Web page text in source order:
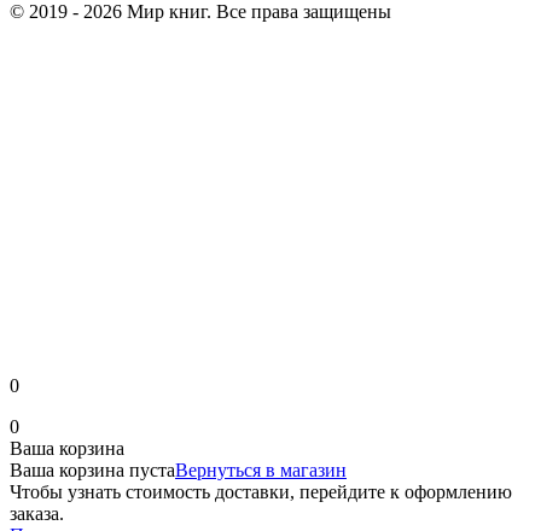
© 2019 - 2026 Мир книг. Все права защищены
0
0
Ваша корзина
Ваша корзина пустаВернуться в магазин
Чтобы узнать стоимость доставки, перейдите к оформлению
заказа.